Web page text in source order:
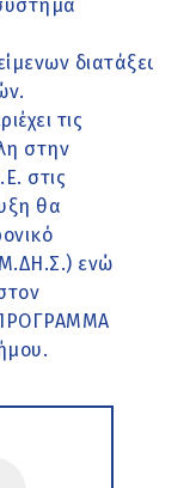
διατάξεων
τις
στην
στις
θα
ενώ